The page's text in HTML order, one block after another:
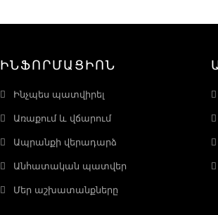
ԻՆՖՈՐՄԱՑԻՈՆ
Ինչպես պատվիրել
Առաքում և վճարում
Ապրանքի վերադարձ
Անհատական պատվեր
Մեր աշխատանքները